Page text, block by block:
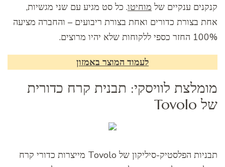
קנקנים ענקיים של מוחיטו. כל סט מגיע עם שני מגשיות,
אחת בצורת כדורים ואחת בצורת ריבועים – והחברה מציעה
100% החזר כספי ללקוחות שלא יהיו מרוצים.
לעמוד המוצר באמזון
מומלצת לוויסקי: תבנית קרח כדורית
של Tovolo
תבניות הפלסטיק-סיליקון של Tovolo מייצרות כדורי קרח